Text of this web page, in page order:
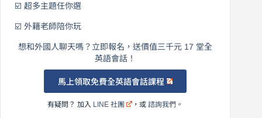
☑️ 超多主題任你選
☑️ 外籍老師陪你玩
想和外國人聊天嗎？立即報名，送價值三千元 17 堂全
英語會話！
馬上領取免費全英語會話課程
有疑問？ 加入 LINE 社團 ，或諮詢我們 。